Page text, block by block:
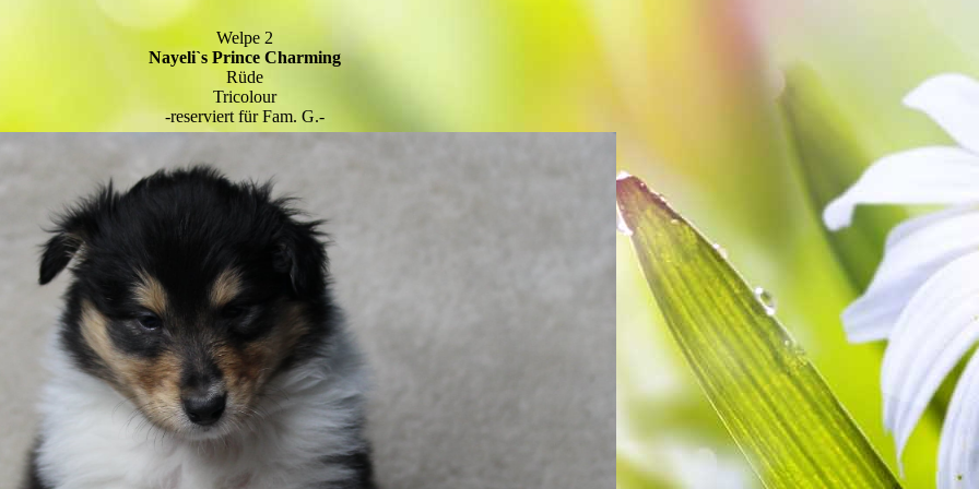
Welpe 2
Nayeli`s Prince Charming
Rüde
Tricolour
-reserviert für Fam. G.-